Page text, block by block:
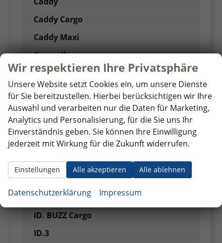
Caddy Cargo
Caddy Maxi
Caravelle
Crafter
Crafter Kastenwagen
Crafter Pritschenwagen
e-Transporter Kastenwagen
Golf
Golf GTI
Golf Variant
ID. BUZZ
ID. BUZZ Cargo
ID.3
Wir respektieren Ihre Privatsphäre
Unsere Website setzt Cookies ein, um unsere Dienste
für Sie bereitzustellen. Hierbei berücksichtigen wir Ihre
Auswahl und verarbeiten nur die Daten für Marketing,
Analytics und Personalisierung, für die Sie uns Ihr
Einverständnis geben. Sie können Ihre Einwilligung
jederzeit mit Wirkung für die Zukunft widerrufen.
Alle akzeptieren Alle ablehnen
Einstellungen
Datenschutzerklärung Impressum